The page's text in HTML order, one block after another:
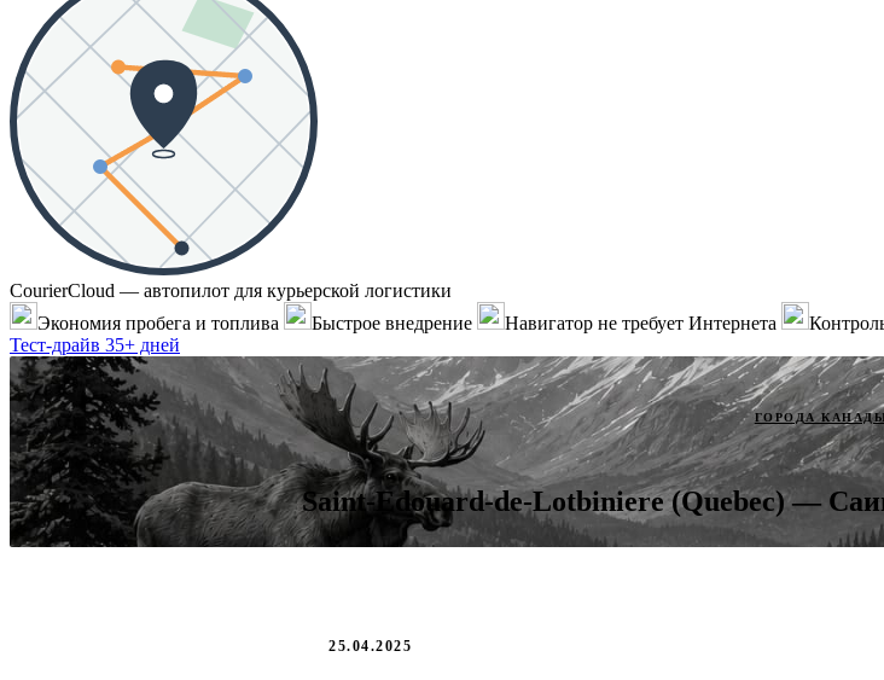
CourierCloud — автопилот для курьерской логистики
Экономия пробега и топлива
Быстрое внедрение Навигатор не требует Интернета
Тест-драйв 35+ дней
ГОРОДА
Saint-Edouard-de-Lotbiniere (Quebec) —
25.04.2025